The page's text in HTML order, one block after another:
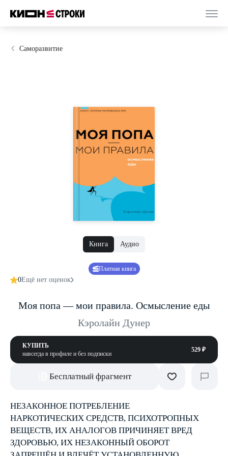
Саморазвитие
Книга Аудио
Платная книга
0Ещё нет оценок
Моя попа — мои правила. Осмысление еды
Кэролайн Дунер
КУПИТЬ
навсегда в профиле и без подписки
529 ₽
Бесплатный фрагмент
НЕЗАКОННОЕ ПОТРЕБЛЕНИЕ
НАРКОТИЧЕСКИХ СРЕДСТВ, ПСИХОТРОПНЫХ
ВЕЩЕСТВ, ИХ АНАЛОГОВ ПРИЧИНЯЕТ ВРЕД
ЗДОРОВЬЮ, ИХ НЕЗАКОННЫЙ ОБОРОТ